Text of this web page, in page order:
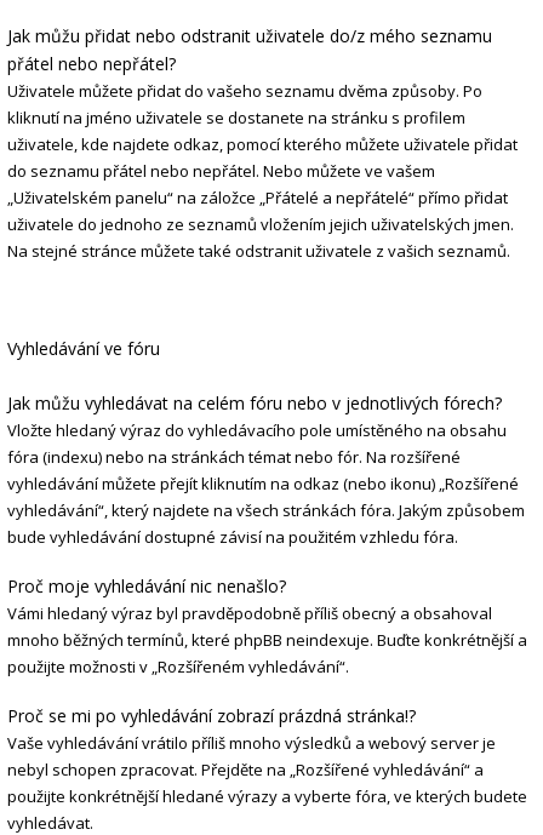
Jak můžu přidat nebo odstranit uživatele do/z mého seznamu
přátel nebo nepřátel?
Uživatele můžete přidat do vašeho seznamu dvěma způsoby. Po
kliknutí na jméno uživatele se dostanete na stránku s profilem
uživatele, kde najdete odkaz, pomocí kterého můžete uživatele přidat
do seznamu přátel nebo nepřátel. Nebo můžete ve vašem
„Uživatelském panelu“ na záložce „Přátelé a nepřátelé“ přímo přidat
uživatele do jednoho ze seznamů vložením jejich uživatelských jmen.
Na stejné stránce můžete také odstranit uživatele z vašich seznamů.
Vyhledávání ve fóru
Jak můžu vyhledávat na celém fóru nebo v jednotlivých fórech?
Vložte hledaný výraz do vyhledávacího pole umístěného na obsahu
fóra (indexu) nebo na stránkách témat nebo fór. Na rozšířené
vyhledávání můžete přejít kliknutím na odkaz (nebo ikonu) „Rozšířené
vyhledávání“, který najdete na všech stránkách fóra. Jakým způsobem
bude vyhledávání dostupné závisí na použitém vzhledu fóra.
Proč moje vyhledávání nic nenašlo?
Vámi hledaný výraz byl pravděpodobně příliš obecný a obsahoval
mnoho běžných termínů, které phpBB neindexuje. Buďte konkrétnější a
použijte možnosti v „Rozšířeném vyhledávání“.
Proč se mi po vyhledávání zobrazí prázdná stránka!?
Vaše vyhledávání vrátilo příliš mnoho výsledků a webový server je
nebyl schopen zpracovat. Přejděte na „Rozšířené vyhledávání“ a
použijte konkrétnější hledané výrazy a vyberte fóra, ve kterých budete
vyhledávat.